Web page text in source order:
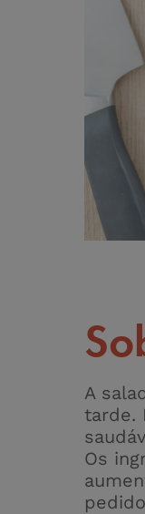
A
tarde.
Os